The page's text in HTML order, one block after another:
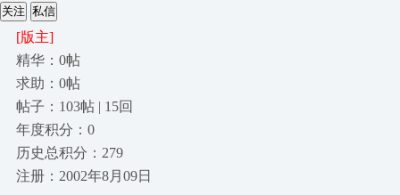
关注 私信
[版主]
精华：0帖
求助：0帖
帖子：103帖 | 15回
年度积分：0
历史总积分：279
注册：2002年8月09日